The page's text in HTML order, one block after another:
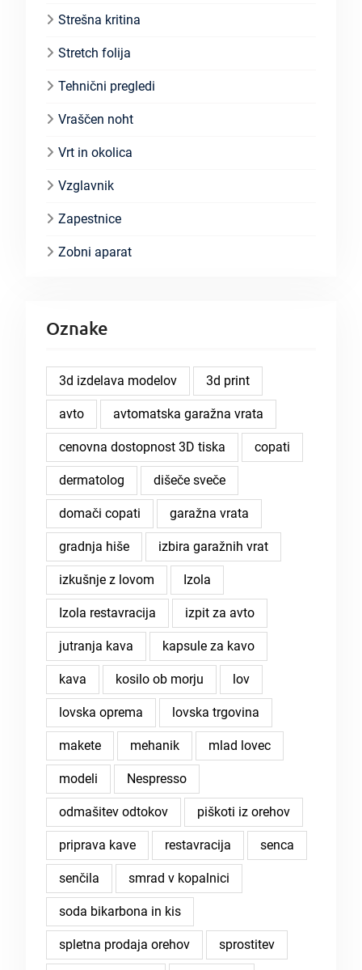
Strešna kritina
Stretch folija
Tehnični pregledi
Vraščen noht
Vrt in okolica
Vzglavnik
Zapestnice
Zobni aparat
Oznake
3d izdelava modelov 3d print
avto avtomatska garažna vrata
cenovna dostopnost 3D tiska copati
dermatolog dišeče sveče
domači copati garažna vrata
gradnja hiše izbira garažnih vrat
izkušnje z lovom Izola
Izola restavracija izpit za avto
jutranja kava kapsule za kavo
kava kosilo ob morju lov
lovska oprema lovska trgovina
makete mehanik mlad lovec
modeli Nespresso
odmašitev odtokov piškoti iz orehov
priprava kave restavracija senca
senčila smrad v kopalnici
soda bikarbona in kis
spletna prodaja orehov sprostitev